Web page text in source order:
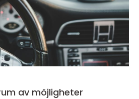
av möjligheter